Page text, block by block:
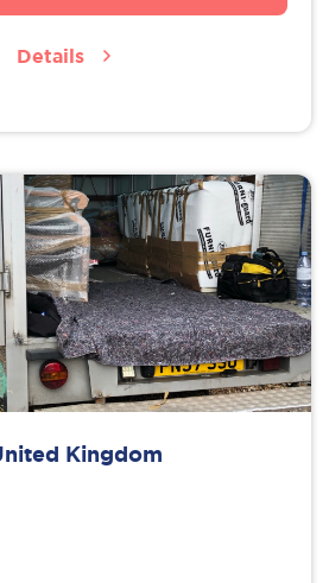
Details
Kingdom